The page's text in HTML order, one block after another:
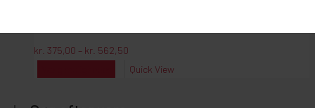
kr. 375,00 – kr. 562,50
til
kr. 562,50
Dette
har
Quick View